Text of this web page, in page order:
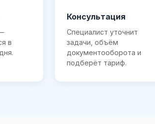
в
Консультация
Специалист уточнит
задачи, объём
документооборота и
подберёт тариф.